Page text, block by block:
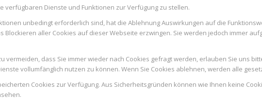
Dienste und Funktionen zur Verfügung zu stellen.
unbedingt erforderlich sind, hat die Ablehnung Auswirkungen auf die
aller Cookies auf dieser Webseite erzwingen. Sie werden jedoch immer
dass Sie immer wieder nach Cookies gefragt werden, erlauben Sie uns
vollumfänglich nutzen zu können. Wenn Sie Cookies ablehnen, werden alle
Cookies zur Verfügung. Aus Sicherheitsgründen können wie Ihnen keine